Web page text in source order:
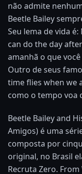
não admite
Beetle Bailey
Seu lema de vida
can do the day
amanhã o que
Outro de seus
time flies when we
como o tempo voa
Beetle Bailey and
Amigos) é uma
composta por
original, no Brasil
Recruta Zero.